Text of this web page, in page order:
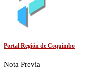
Portal Región de Coquimbo
Nota Previa